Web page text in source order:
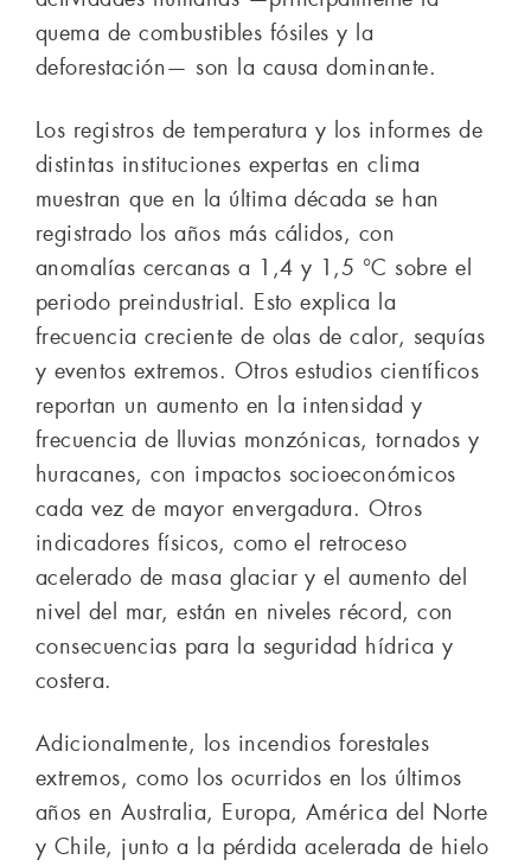
quema de combustibles fósiles y la
deforestación— son la causa dominante.
Los registros de temperatura y los informes de
distintas instituciones expertas en clima
muestran que en la última década se han
registrado los años más cálidos, con
anomalías cercanas a 1,4 y 1,5 °C sobre el
periodo preindustrial. Esto explica la
frecuencia creciente de olas de calor, sequías
y eventos extremos. Otros estudios científicos
reportan un aumento en la intensidad y
frecuencia de lluvias monzónicas, tornados y
huracanes, con impactos socioeconómicos
cada vez de mayor envergadura. Otros
indicadores físicos, como el retroceso
acelerado de masa glaciar y el aumento del
nivel del mar, están en niveles récord, con
consecuencias para la seguridad hídrica y
costera.
Adicionalmente, los incendios forestales
extremos, como los ocurridos en los últimos
años en Australia, Europa, América del Norte
y Chile, junto a la pérdida acelerada de hielo